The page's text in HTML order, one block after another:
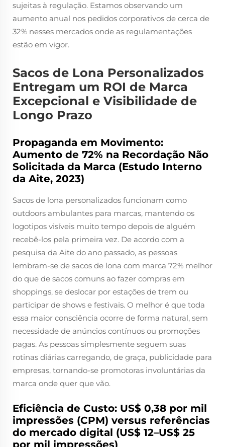
sujeitas à regulação. Estamos observando um
aumento anual nos pedidos corporativos de cerca de
32% nesses mercados onde as regulamentações
estão em vigor.
Sacos de Lona Personalizados
Entregam um ROI de Marca
Excepcional e Visibilidade de
Longo Prazo
Propaganda em Movimento:
Aumento de 72% na Recordação Não
Solicitada da Marca (Estudo Interno
da Aite, 2023)
Sacos de lona personalizados funcionam como
outdoors ambulantes para marcas, mantendo os
logotipos visíveis muito tempo depois de alguém
recebê-los pela primeira vez. De acordo com a
pesquisa da Aite do ano passado, as pessoas
lembram-se de sacos de lona com marca 72% melhor
do que de sacos comuns ao fazer compras em
shoppings, se deslocar por estações de trem ou
participar de shows e festivais. O melhor é que toda
essa maior consciência ocorre de forma natural, sem
necessidade de anúncios contínuos ou promoções
pagas. As pessoas simplesmente seguem suas
rotinas diárias carregando, de graça, publicidade para
empresas, tornando-se promotoras involuntárias da
marca onde quer que vão.
Eficiência de Custo: US$ 0,38 por mil
impressões (CPM) versus referências
do mercado digital (US$ 12–US$ 25
por mil impressões)